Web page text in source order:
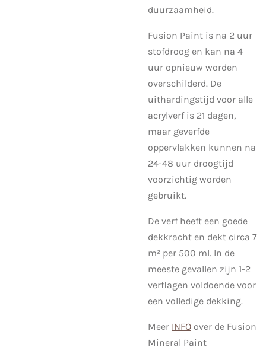
duurzaamheid.
Fusion Paint is na 2 uur
stofdroog en kan na 4
uur opnieuw worden
overschilderd. De
uithardingstijd voor alle
acrylverf is 21 dagen,
maar geverfde
oppervlakken kunnen na
24-48 uur droogtijd
voorzichtig worden
gebruikt.
De verf heeft een goede
dekkracht en dekt circa 7
m² per 500 ml. In de
meeste gevallen zijn 1-2
verflagen voldoende voor
een volledige dekking.
Meer INFO over de Fusion
Mineral Paint